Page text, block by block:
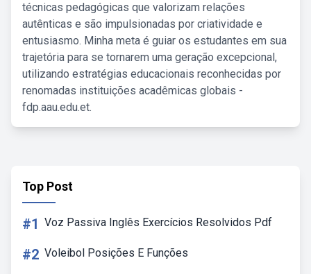
técnicas pedagógicas que valorizam relações
autênticas e são impulsionadas por criatividade e
entusiasmo. Minha meta é guiar os estudantes em sua
trajetória para se tornarem uma geração excepcional,
utilizando estratégias educacionais reconhecidas por
renomadas instituições acadêmicas globais -
fdp.aau.edu.et.
Top Post
#1 Voz Passiva Inglês Exercícios Resolvidos Pdf
#2 Voleibol Posições E Funções